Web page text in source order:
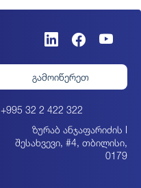
გამოიწერეთ
+995 32 2 422 322
ზურაბ ანჯაფარიძის I
შესახვევი, #4, თბილისი,
0179